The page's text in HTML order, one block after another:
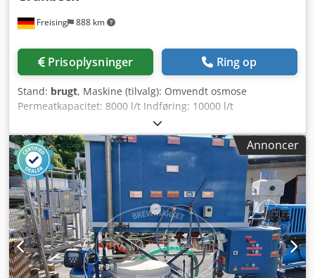
destruktøren. Efter centrifugalpumpen foretages
touch-panel, hvor der kan vælges mellem regulering efter
redoxpotentiale eller ozonkoncentration. Maskine (ekstra):
desinficering Ydelse permeat: 600 l/t Ydelse koncentrat:
200 l/t Ydelse ozon: 5 g/t Maks. driftstryk: 16 bar Strøm: 2 A
Spænding: 230 V Frekvens: 50 Hz Vand: < 5 bar (kølevand)
Trykluft: 5,5 - 6,5 bar (max. 10 bar); max. 0,37 Nm³/t
Betjening/styring: Simatic S7-300, touch-panel
Placering/position: fritstående Dsdpfx Aajw Uvdgehekr
Basis-konstruktion: fuldt monteret på rammekonstruktion
med kuppelfødder Udstyr: Omvendt osmose-enhed,
reaktionsbeholder komplet med restozon-destruktør,
ozongenerator, ozongasalarm, ozon- og redoxsensorer,
styreskabe med kontrolsystem
Freising 888 km
Prisoplysninger Ring op
Stand: brugt, Maskine (tilvalg): Omvendt osmose
Permeatkapacitet: 8000 l/t Indføring: 10000 l/t
Koncentratstrøm: 2000 l/t Maks. driftstryk: 16 bar Effekt:
6,5 kW Spænding: 3 x 380 - 415 V Frekvens: 50 Hz
Dodexzquljpfx Aahekr Vand: Tilgang 2,5 - 5 bar Betjening /
Styring: Simatic S7-300 Grundkonstruktion: på rustfri
stålrámme Udstyr: Desinfektionsfiltrering; to rør med
membranmoduler; kemikaliedosering med to
doseringspumper; centrifugalpumpe (Lowara); diverse rør,
ventiler og måleteknik; styreskab med touchpanel
Annoncer